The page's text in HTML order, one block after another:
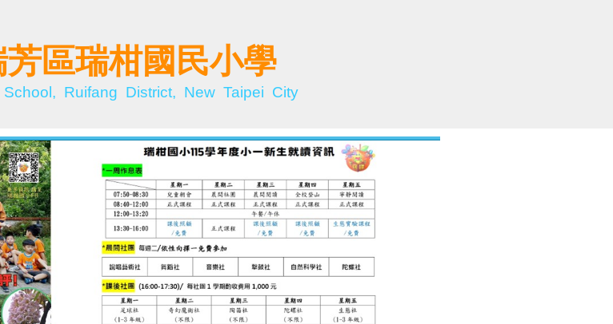
區瑞柑國民小學
Ruifang District, New Taipei City